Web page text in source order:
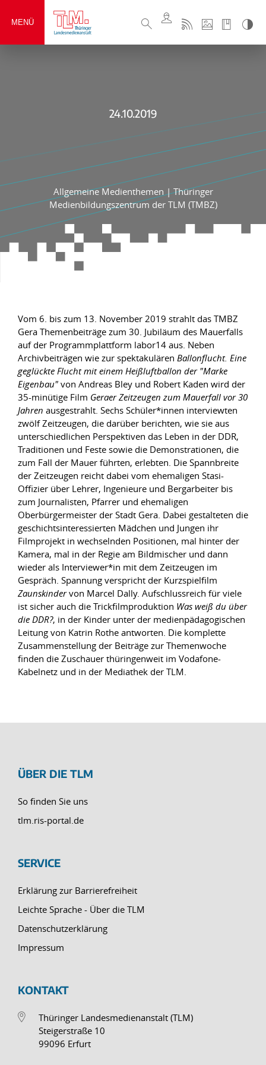
MENÜ
24.10.2019
Allgemeine Medienthemen|Thüringer
Medienbildungszentrum der TLM (TMBZ)
Vom 6. bis zum 13. November 2019 strahlt das TMBZ
Gera Themenbeiträge zum 30. Jubiläum des Mauerfalls
auf der Programmplattform labor14 aus. Neben
Archivbeiträgen wie zur spektakulären Ballonflucht. Eine
geglückte Flucht mit einem Heißluftballon der "Marke
Eigenbau" von Andreas Bley und Robert Kaden wird der
35-minütige Film Geraer Zeitzeugen zum Mauerfall vor 30
Jahren ausgestrahlt. Sechs Schüler*innen interviewten
zwölf Zeitzeugen, die darüber berichten, wie sie aus
unterschiedlichen Perspektiven das Leben in der DDR,
Traditionen und Feste sowie die Demonstrationen, die
zum Fall der Mauer führten, erlebten. Die Spannbreite
der Zeitzeugen reicht dabei vom ehemaligen Stasi-
Offizier über Lehrer, Ingenieure und Bergarbeiter bis
zum Journalisten, Pfarrer und ehemaligen
Oberbürgermeister der Stadt Gera. Dabei gestalteten die
geschichtsinteressierten Mädchen und Jungen ihr
Filmprojekt in wechselnden Positionen, mal hinter der
Kamera, mal in der Regie am Bildmischer und dann
wieder als Interviewer*in mit dem Zeitzeugen im
Gespräch. Spannung verspricht der Kurzspielfilm
Zaunskindervon Marcel Dally. Aufschlussreich für viele
ist sicher auch die Trickfilmproduktion Was weiß du über
die DDR?, in der Kinder unter der medienpädagogischen
Leitung von Katrin Rothe antworten. Die komplette
Zusammenstellung der Beiträge zur Themenwoche
finden die Zuschauer thüringenweit im Vodafone-
Kabelnetz und in der Mediathek der TLM.
ÜBER DIE TLM
So finden Sie uns
tlm.ris-portal.de
SERVICE
Erklärung zur Barrierefreiheit
Leichte Sprache - Über die TLM
Datenschutzerklärung
Impressum
KONTAKT
Thüringer Landesmedienanstalt (TLM)
Steigerstraße 10
99096 Erfurt